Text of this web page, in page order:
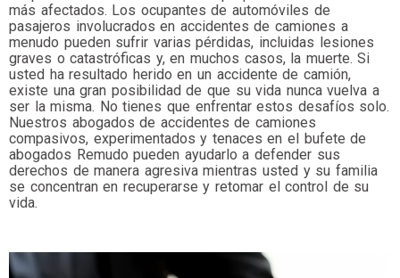
más afectados. Los ocupantes de automóviles de
pasajeros involucrados en accidentes de camiones a
menudo pueden sufrir varias pérdidas, incluidas lesiones
graves o catastróficas y, en muchos casos, la muerte. Si
usted ha resultado herido en un accidente de camión,
existe una gran posibilidad de que su vida nunca vuelva a
ser la misma. No tienes que enfrentar estos desafíos solo.
Nuestros abogados de accidentes de camiones
compasivos, experimentados y tenaces en el bufete de
abogados Remudo pueden ayudarlo a defender sus
derechos de manera agresiva mientras usted y su familia
se concentran en recuperarse y retomar el control de su
vida.